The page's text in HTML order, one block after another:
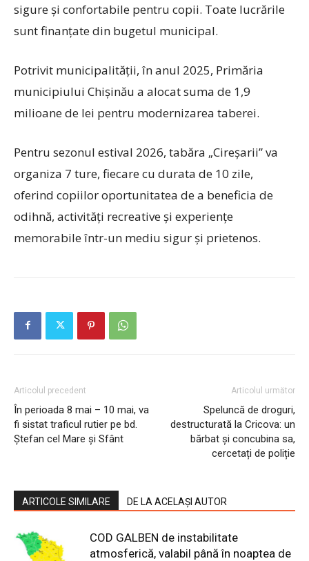
sigure și confortabile pentru copii. Toate lucrările
sunt finanțate din bugetul municipal.
Potrivit municipalității, în anul 2025, Primăria
municipiului Chișinău a alocat suma de 1,9
milioane de lei pentru modernizarea taberei.
Pentru sezonul estival 2026, tabăra „Cireșarii” va
organiza 7 ture, fiecare cu durata de 10 zile,
oferind copiilor oportunitatea de a beneficia de
odihnă, activități recreative și experiențe
memorabile într-un mediu sigur și prietenos.
Articolul precedent
În perioada 8 mai – 10 mai, va
fi sistat traficul rutier pe bd.
Ștefan cel Mare și Sfânt
Articolul următor
Speluncă de droguri,
destructurată la Cricova: un
bărbat și concubina sa,
cercetați de poliție
ARTICOLE SIMILARE DE LA ACELAȘI AUTOR
COD GALBEN de instabilitate
atmosferică, valabil până în noaptea de